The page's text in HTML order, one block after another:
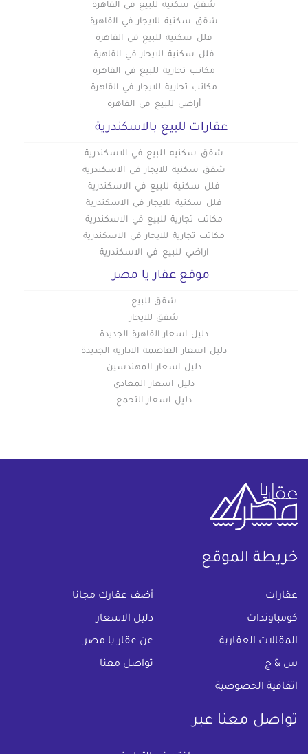
شقق سكنية للبيع في القاهرة
شقق سكنية للايجار في القاهرة
فلل سكنية للبيع في القاهرة
فلل سكنية للايجار في القاهرة
مكاتب تجارية للبيع في القاهرة
مكاتب تجارية للايجار في القاهرة
أراضي للبيع في القاهرة
عقارات للبيع بالاسكندرية
شقق سكنيه للبيع في الاسكندرية
شقق سكنية للايجار في الاسكندرية
فلل سكنية للبيع في الاسكندرية
فلل سكنية للايجار في الاسكندرية
مكاتب تجارية للبيع في الاسكندرية
مكاتب تجارية للايجار في الاسكندرية
اراضي للبيع في الاسكندرية
موقع عقار يا مصر
شقق للبيع
شقق للايجار
دليل اسعار القاهرة الجديدة
دليل اسعار العاصمة الادارية الجديدة
دليل اسعار المهندسين
دليل اسعار المعادي
دليل اسعار التجمع
خريطة الموقع
عقارات أضف عقارك مجانا
كومباوندات دليل الاسعار
المقالات العقارية عن عقار يا مصر
س & ج تواصل معنا
اتفاقية الخصوصية
تواصل معنا عبر